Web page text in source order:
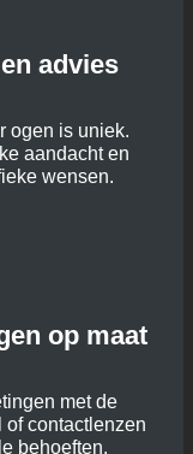
advies
ogen is uniek.
aandacht en
wensen.
op maat
met de
contactlenzen
behoeften.